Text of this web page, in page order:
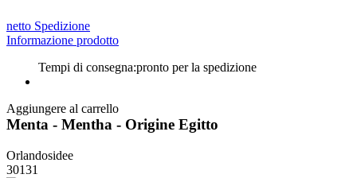
netto Spedizione
Informazione prodotto
Tempi di consegna:pronto per la spedizione
Aggiungere al carrello
Menta - Mentha - Origine Egitto
Orlandosidee
30131